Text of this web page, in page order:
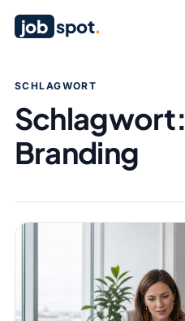
job spot.
SCHLAGWORT
Schlagwort:
Branding